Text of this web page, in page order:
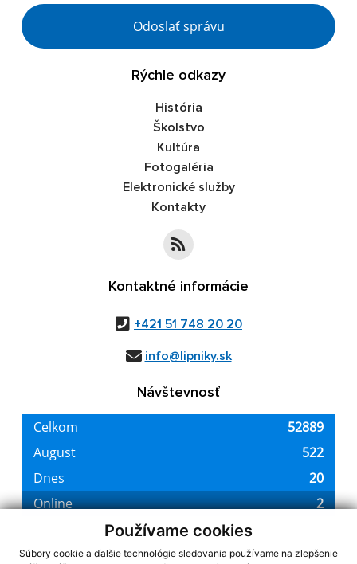
Používame cookies
Súbory cookie a ďalšie technológie sledovania používame na zlepšenie
Google reCaptcha Response
Odoslať správu
Rýchle odkazy
História
Školstvo
Kultúra
Fotogaléria
Elektronické služby
Kontakty
Kontaktné informácie
+421 51 748 20 20
info@lipniky.sk
Návštevnosť